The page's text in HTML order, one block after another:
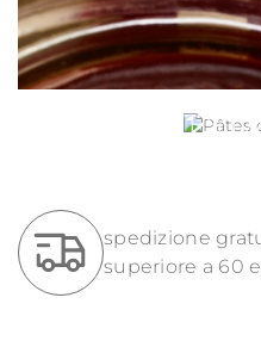
PÂTES
spedizione
superiore a 60